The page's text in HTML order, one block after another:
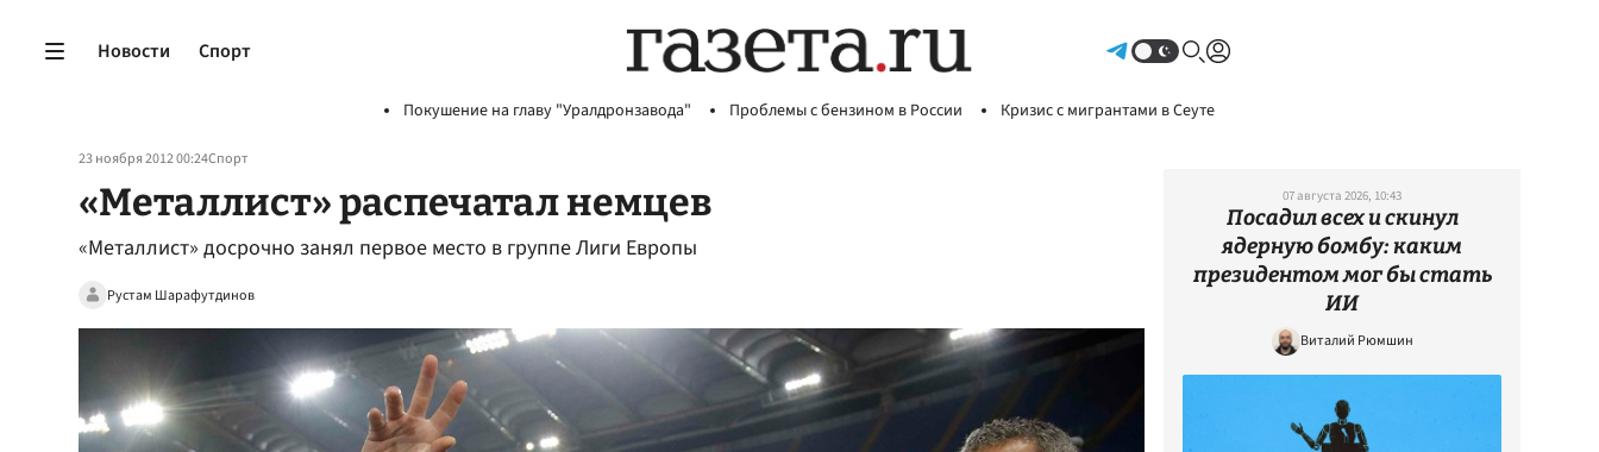
Новости Спорт
Покушение на главу "Уралдронзавода" Проблемы с бензином в России Кризис с мигрантами в Сеуте
23 ноября 2012 00:24Спорт
«Металлист» распечатал немцев
«Металлист» досрочно занял первое место в группе Лиги Европы
Рустам Шарафутдинов
07 августа 2026, 10:43
Посадил всех и скинул
ядерную бомбу: каким
президентом мог бы стать
ИИ
Виталий Рюмшин